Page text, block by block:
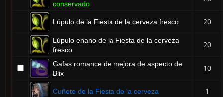
conservado
Lúpulo de la Fiesta de la cerveza fresco 20
Lúpulo enano de la Fiesta de la cerveza
fresco
20
Gafas romance de mejora de aspecto de
Blix
10
Cuñete de la Fiesta de la cerveza 1